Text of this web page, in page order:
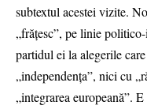
subtextul acestei vizite.
„frățesc”, pe linie
partidul ei la alegerile
„independența”, nici cu
„integrarea europeană”.